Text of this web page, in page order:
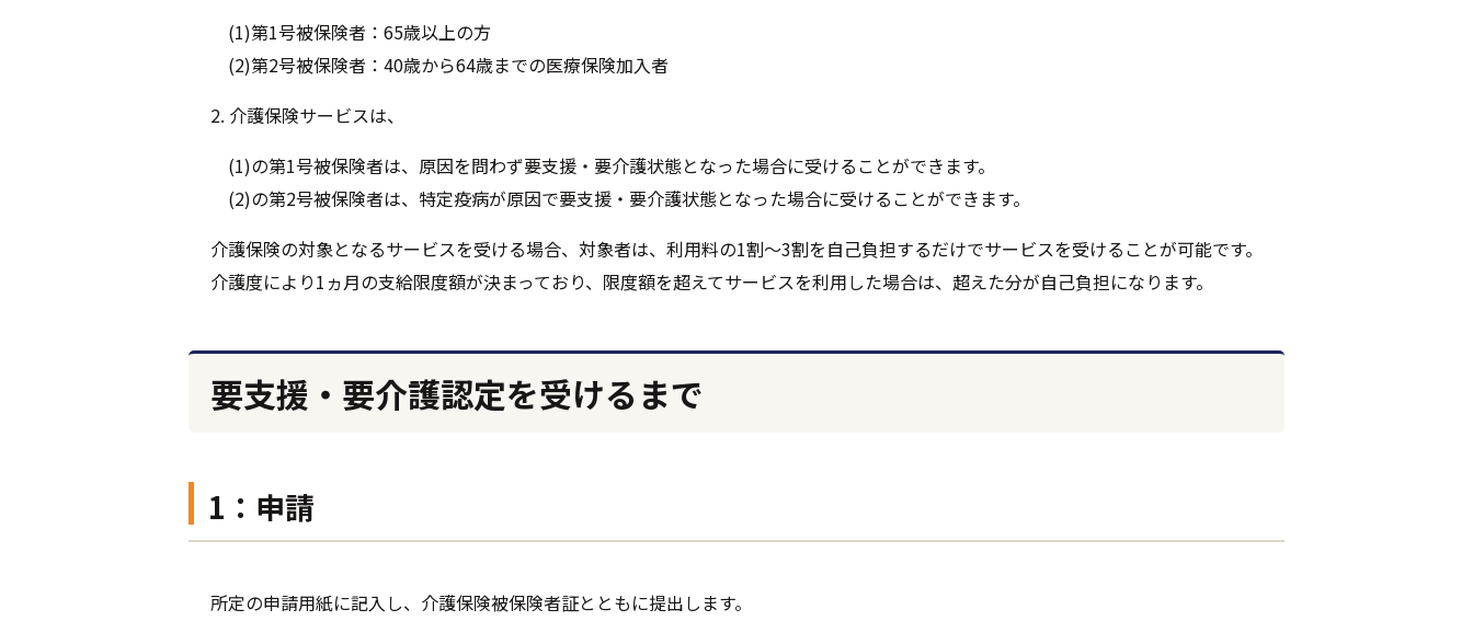
(1)第1号被保険者：65歳以上の方
(2)第2号被保険者：40歳から64歳までの医療保険加入者
2. 介護保険サービスは、
(1)の第1号被保険者は、原因を問わず要支援・要介護状態となった場合に受けることができます。
(2)の第2号被保険者は、特定疫病が原因で要支援・要介護状態となった場合に受けることができます。
介護保険の対象となるサービスを受ける場合、対象者は、利用料の1割～3割を自己負担するだけでサービスを受けることが可能です。
介護度により1ヵ月の支給限度額が決まっており、限度額を超えてサービスを利用した場合は、超えた分が自己負担になります。
要支援・要介護認定を受けるまで
1：申請
所定の申請用紙に記入し、介護保険被保険者証とともに提出します。